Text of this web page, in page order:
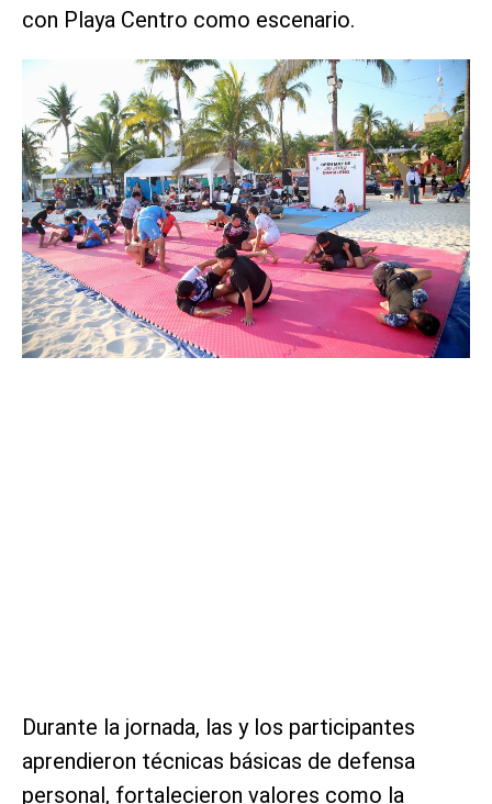
con Playa Centro como escenario.
Durante la jornada, las y los participantes
aprendieron técnicas básicas de defensa
personal, fortalecieron valores como la